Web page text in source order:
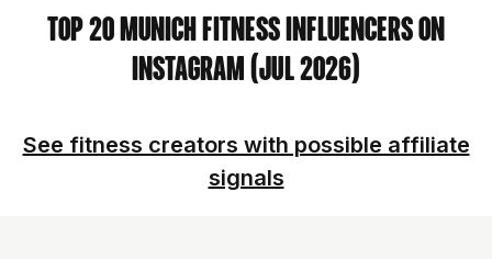
Top 20 Munich Fitness Influencers on
Instagram (Jul 2026)
See fitness creators with possible affiliate
signals